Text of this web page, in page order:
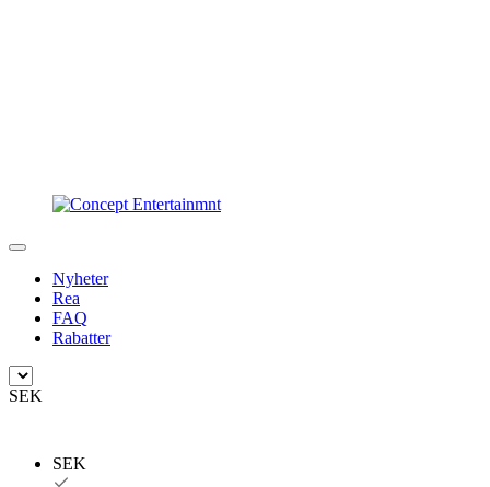
Nyheter
Rea
FAQ
Rabatter
SEK
SEK